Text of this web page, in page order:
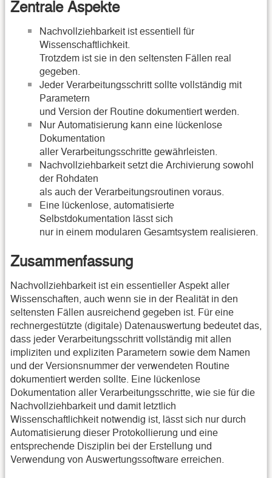
Zentrale Aspekte
Nachvollziehbarkeit ist essentiell für
Wissenschaftlichkeit.
Trotzdem ist sie in den seltensten Fällen real
gegeben.
Jeder Verarbeitungsschritt sollte vollständig mit
Parametern
und Version der Routine dokumentiert werden.
Nur Automatisierung kann eine lückenlose
Dokumentation
aller Verarbeitungsschritte gewährleisten.
Nachvollziehbarkeit setzt die Archivierung sowohl
der Rohdaten
als auch der Verarbeitungsroutinen voraus.
Eine lückenlose, automatisierte
Selbstdokumentation lässt sich
nur in einem modularen Gesamtsystem realisieren.
Zusammenfassung
Nachvollziehbarkeit ist ein essentieller Aspekt aller
Wissenschaften, auch wenn sie in der Realität in den
seltensten Fällen ausreichend gegeben ist. Für eine
rechnergestützte (digitale) Datenauswertung bedeutet das,
dass jeder Verarbeitungsschritt vollständig mit allen
impliziten und expliziten Parametern sowie dem Namen
und der Versionsnummer der verwendeten Routine
dokumentiert werden sollte. Eine lückenlose
Dokumentation aller Verarbeitungsschritte, wie sie für die
Nachvollziehbarkeit und damit letztlich
Wissenschaftlichkeit notwendig ist, lässt sich nur durch
Automatisierung dieser Protokollierung und eine
entsprechende Disziplin bei der Erstellung und
Verwendung von Auswertungssoftware erreichen.